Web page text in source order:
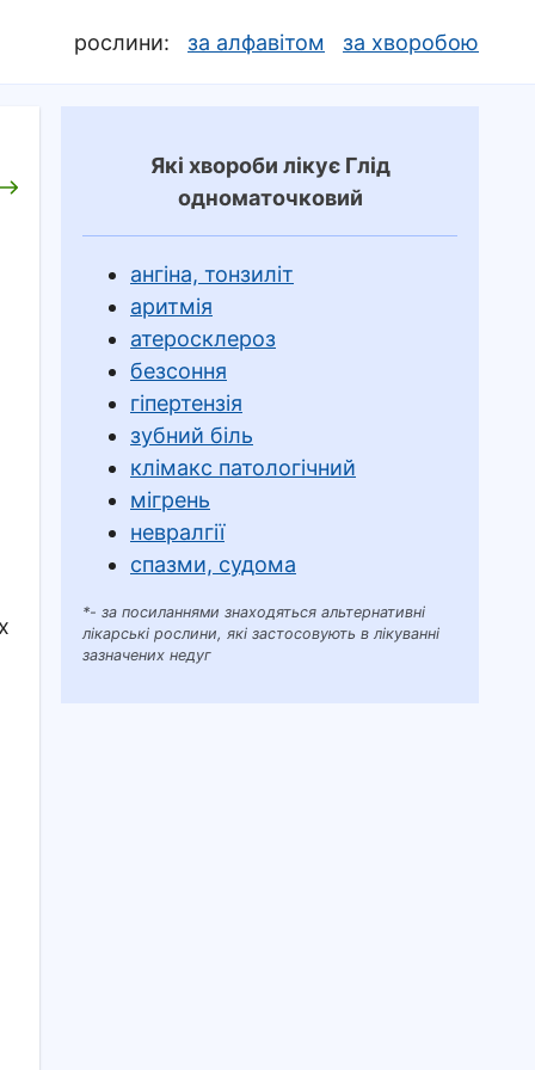
рослини: за алфавітом за хворобою
Які хвороби лікує Глід
одноматочковий
ангіна, тонзиліт
аритмія
атеросклероз
безсоння
гіпертензія
зубний біль
клімакс патологічний
мігрень
невралгії
спазми, судома
*- за посиланнями знаходяться альтернативні
лікарські рослини, які застосовують в лікуванні
зазначених недуг